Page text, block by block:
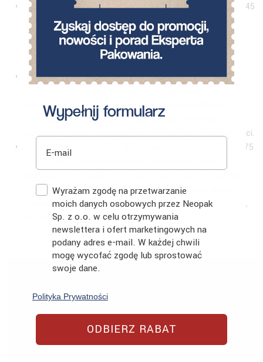
Koperta bąbelkowa I19 – jej wymiar wewnątrz to 320 × 445
mm – to już naprawdę sporych rozmiarów koperta
bąbelkowa, do której z pewnością uda nam się zmieścić
wydruki w formacie A3, ramki na zdjęcia, antyramy czy
większą liczbę elementów garderoby.
Koperta bąbelkowa K20 – jej wymiary wewnątrz to
bąbelkowa, sprawdzi się przy wysyłaniu wydruków w
formacie A3 lub większych, odpowiednio złożonych
wydruków, gruba bluza puchowa również się do niej zmieści.
Koperta bąbelkowa CD – jej wymiar wewnątrz to 200 × 175
kopertę A11, przy czym jej bardziej kwadratowe wnętrze
idealnie sprawdzi się do wysyłania płyt CD w plastikowych,
oryginalnych opakowaniach.
Wypełnij formularz
E-mail
ZgodaWyrażam zgodę na przetwarzanie
moich danych osobowych przez Neopak
Sp. z o.o. w celu otrzymywania
newslettera i ofert marketingowych na
podany adres e-mail. W każdej chwili
mogę wycofać zgodę lub sprostować
swoje dane.
Polityka Prywatności
ODBIERZ RABAT